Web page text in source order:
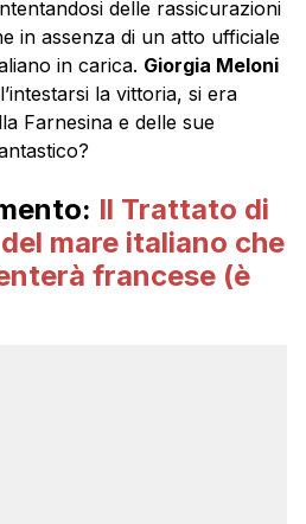
delle rassicurazioni
in assenza di un atto ufficiale
in carica. Giorgia Meloni
la vittoria, si era
Farnesina e delle sue
Il Trattato di
mare italiano che
francese (è